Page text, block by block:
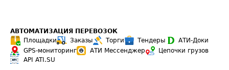
АВТОМАТИЗАЦИЯ ПЕРЕВОЗОК
Площадки
Заказы Торги Тендеры
АТИ-Доки
GPS-мониторинг
АТИ Мессенджер
Цепочки грузов
API ATI.SU